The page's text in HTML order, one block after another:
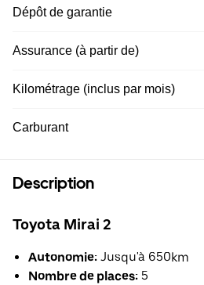
Dépôt de garantie
Assurance (à partir de)
Kilométrage (inclus par mois)
Carburant
Description
Toyota Mirai 2
Autonomie: Jusqu'à 650km
Nombre de places: 5